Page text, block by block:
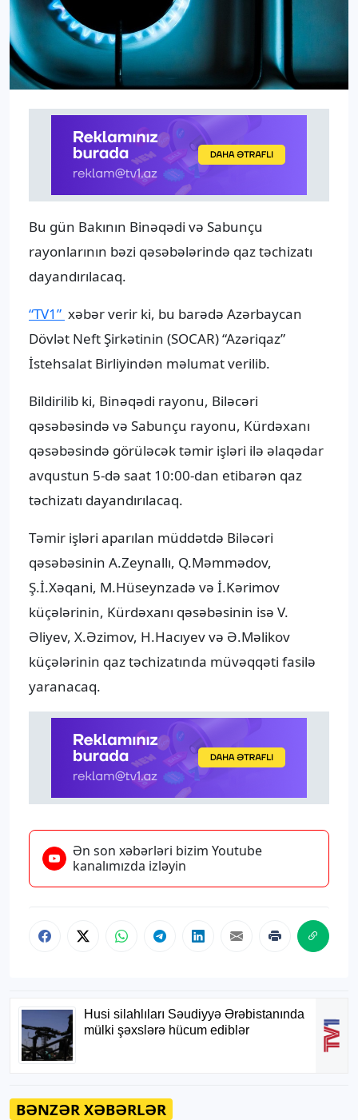
Bu gün Bakının Binəqədi və Sabunçu
rayonlarının bəzi qəsəbələrində qaz təchizatı
dayandırılacaq.
“TV1” xəbər verir ki, bu barədə Azərbaycan
Dövlət Neft Şirkətinin (SOCAR) “Azəriqaz”
İstehsalat Birliyindən məlumat verilib.
Bildirilib ki, Binəqədi rayonu, Biləcəri
qəsəbəsində və Sabunçu rayonu, Kürdəxanı
qəsəbəsində görüləcək təmir işləri ilə əlaqədar
avqustun 5-də saat 10:00-dan etibarən qaz
təchizatı dayandırılacaq.
Təmir işləri aparılan müddətdə Biləcəri
qəsəbəsinin A.Zeynallı, Q.Məmmədov,
Ş.İ.Xəqani, M.Hüseynzadə və İ.Kərimov
küçələrinin, Kürdəxanı qəsəbəsinin isə V.
Əliyev, X.Əzimov, H.Hacıyev və Ə.Məlikov
küçələrinin qaz təchizatında müvəqqəti fasilə
yaranacaq.
Ən son xəbərləri bizim Youtube
kanalımızda izləyin
BƏNZƏR XƏBƏRLƏR